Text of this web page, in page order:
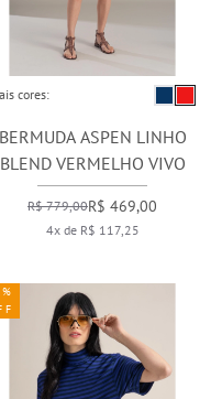
cores:
BERMUDA ASPEN LINHO
BLEND VERMELHO VIVO
R$ 779,00R$ 469,00
4x de R$ 117,25